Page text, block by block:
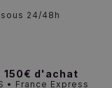
24/48h
150€ d'achat
• France Express